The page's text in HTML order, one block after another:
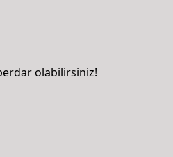
olabilirsiniz!